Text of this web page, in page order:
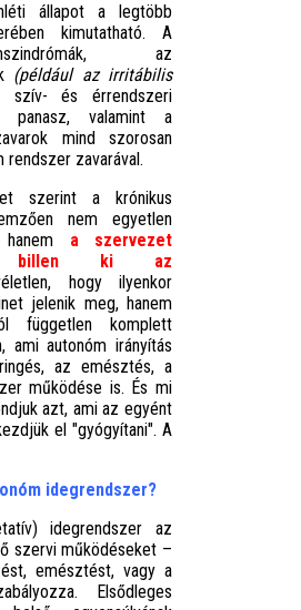
állapot a legtöbb
kimutatható. A
az
(például az irritábilis
szív- és érrendszeri
panasz, valamint a
mind szorosan
rendszer zavarával.
szerint a krónikus
nem egyetlen
a szervezet
billen ki az
hogy ilyenkor
jelenik meg, hanem
független komplett
ami autonóm irányítás
az emésztés, a
működése is. És mi
azt, ami az egyént
el "gyógyítani". A
idegrendszer?
idegrendszer az
szervi működéseket –
emésztést, vagy a
Elsődleges